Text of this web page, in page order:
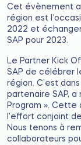
Cet évènement
région est
2022 et
SAP pour 2023.
Le Partner Kick
SAP de célébrer
région. C’est
partenaire SAP, a
Program ».
l'effort conjoint
Nous tenons à
collaborateurs